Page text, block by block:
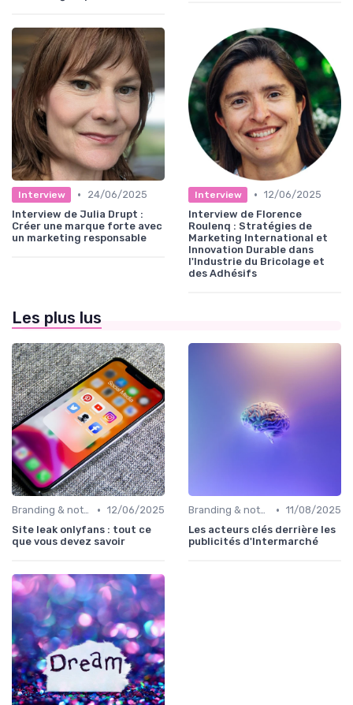
Interview •
24/06/2025
Interview de Julia Drupt :
Créer une marque forte avec
un marketing responsable
Interview • 12/06/2025
Interview de Florence
Roulenq : Stratégies de
Marketing International et
Innovation Durable dans
l'Industrie du Bricolage et
des Adhésifs
Les plus lus
Branding & notoriété de marque • 12/06/2025
Site leak onlyfans : tout ce
que vous devez savoir
Branding & notoriété de marque • 11/08/2025
Les acteurs clés derrière les
publicités d'Intermarché